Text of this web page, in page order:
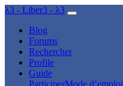
λ3 - Liber3 - λ3
Blog
Forums
Rechercher
Profile
Guide
ParticiperMode d’emploi